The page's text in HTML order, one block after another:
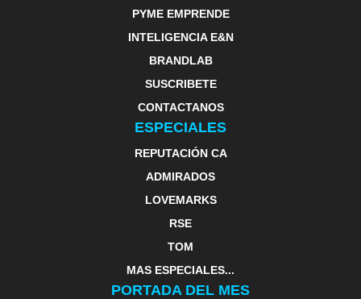
PYME EMPRENDE
INTELIGENCIA E&N
BRANDLAB
SUSCRIBETE
CONTACTANOS
ESPECIALES
REPUTACIÓN CA
ADMIRADOS
LOVEMARKS
RSE
TOM
MAS ESPECIALES...
PORTADA DEL MES